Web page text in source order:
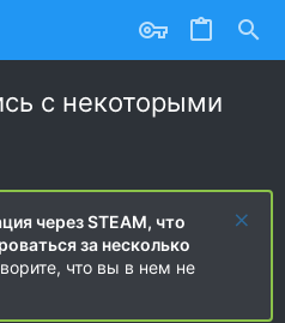
с некоторыми
через STEAM, что
за несколько
что вы в нем не